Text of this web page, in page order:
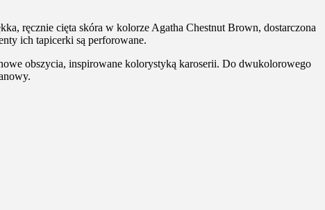
ręcznie cięta skóra w kolorze Agatha Chestnut Brown, dostarczona
ich tapicerki są perforowane.
obszycia, inspirowane kolorystyką karoserii. Do dwukolorowego